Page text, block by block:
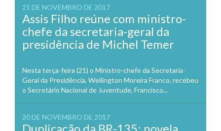
21 DE NOVEMBRO DE 2017
Assis Filho reúne com ministro-
chefe da secretaria-geral da
presidência de Michel Temer
Nesta terça-feira (21) o Ministro-chefe da Secretaria-
Geral da Presidência, Wellington Moreira Franco, recebeu
o Secretário Nacional de Juventude, Francisco...
20 DE NOVEMBRO DE 2017
Duplicação da BR-135: novela